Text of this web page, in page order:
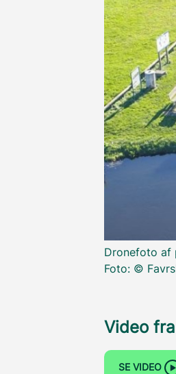
Dronefoto af
Foto: ©
Video
SE VIDEO